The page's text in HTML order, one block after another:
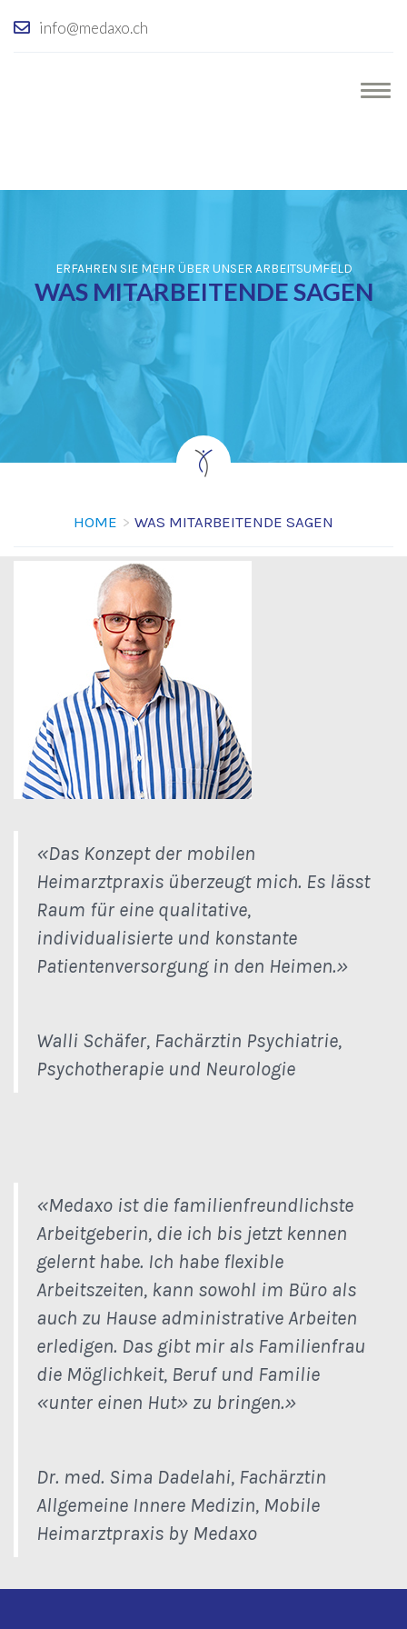
info@medaxo.ch
ERFAHREN SIE MEHR ÜBER UNSER ARBEITSUMFELD
WAS MITARBEITENDE SAGEN
HOME WAS MITARBEITENDE SAGEN
«Das Konzept der mobilen
Heimarztpraxis überzeugt mich. Es lässt
Raum für eine qualitative,
individualisierte und konstante
Patientenversorgung in den Heimen.»
Walli Schäfer, Fachärztin Psychiatrie,
Psychotherapie und Neurologie
«Medaxo ist die familienfreundlichste
Arbeitgeberin, die ich bis jetzt kennen
gelernt habe. Ich habe flexible
Arbeitszeiten, kann sowohl im Büro als
auch zu Hause administrative Arbeiten
erledigen. Das gibt mir als Familienfrau
die Möglichkeit, Beruf und Familie
«unter einen Hut» zu bringen.»
Dr. med. Sima Dadelahi, Fachärztin
Allgemeine Innere Medizin, Mobile
Heimarztpraxis by Medaxo